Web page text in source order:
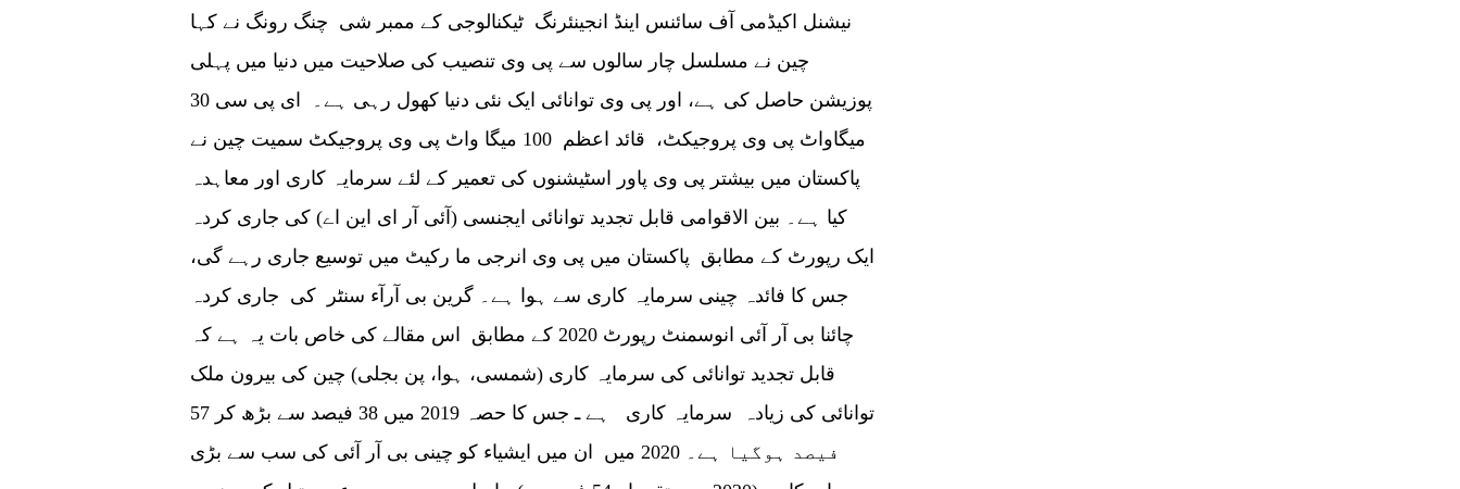
نیشنل اکیڈمی آف سائنس اینڈ انجینئرنگ ٹیکنالوجی کے ممبر شی چنگ رونگ نے کہا
چین نے مسلسل چار سالوں سے پی وی تنصیب کی صلاحیت میں دنیا میں پہلی
پوزیشن حاصل کی ہے، اور پی وی توانائی ایک نئی دنیا کھول رہی ہے۔ ای پی سی 30
میگاواٹ پی وی پروجیکٹ، قائد اعظم 100 میگا واٹ پی وی پروجیکٹ سمیت چین نے
پاکستان میں بیشتر پی وی پاور اسٹیشنوں کی تعمیر کے لئے سرمایہ کاری اور معاہدہ
کیا ہے۔ بین الاقوامی قابل تجدید توانائی ایجنسی (آئی آر ای این اے) کی جاری کردہ
ایک رپورٹ کے مطابق پاکستان میں پی وی انرجی ما رکیٹ میں توسیع جاری رہے گی،
جس کا فائدہ چینی سرمایہ کاری سے ہوا ہے۔ گرین بی آرآء سنٹر کی جاری کردہ
چائنا بی آر آئی انوسمنٹ رپورٹ 2020 کے مطابق اس مقالے کی خاص بات یہ ہے کہ
قابل تجدید توانائی کی سرمایہ کاری (شمسی، ہوا، پن بجلی) چین کی بیرون ملک
توانائی کی زیادہ سرمایہ کاری ہے ـ جس کا حصہ 2019 میں 38 فیصد سے بڑھ کر 57
فیصد ہوگیا ہے۔ 2020 میں ان میں ایشیاء کو چینی بی آر آئی کی سب سے بڑی